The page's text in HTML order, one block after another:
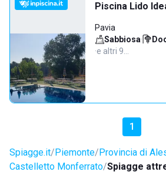
Piscina Lido
Pavia
Sabbiosa·
·e altri 9…
1
Spiagge.it Piemonte Provincia di
Castelletto Monferrato Spiagge